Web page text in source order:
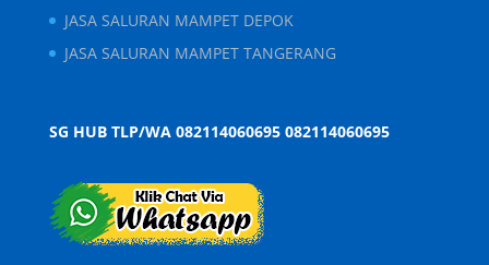
JASA SALURAN MAMPET DEPOK
JASA SALURAN MAMPET TANGERANG
SG HUB TLP/WA 082114060695 082114060695